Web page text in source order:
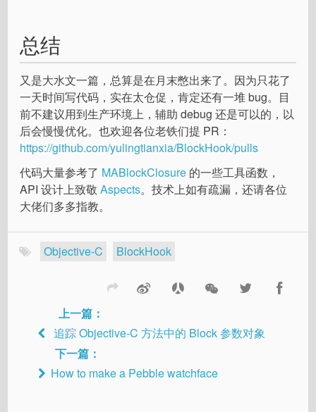
总结
又是大水文一篇，总算是在月末憋出来了。因为只花了
一天时间写代码，实在太仓促，肯定还有一堆 bug。目
前不建议用到生产环境上，辅助 debug 还是可以的，以
后会慢慢优化。也欢迎各位老铁们提 PR：
https://github.com/yulingtianxia/BlockHook/pulls
代码大量参考了 MABlockClosure 的一些工具函数，
API 设计上致敬Aspects。技术上如有疏漏，还请各位
大佬们多多指教。
Objective-C BlockHook
上一篇：
追踪 Objective-C 方法中的 Block 参数对象
下一篇：
How to make a Pebble watchface